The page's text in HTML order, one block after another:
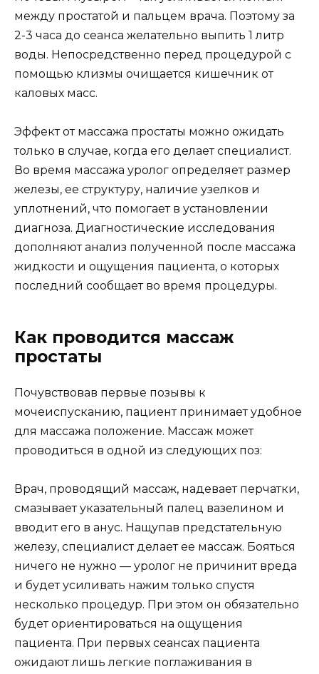
между простатой и пальцем врача. Поэтому за
2-3 часа до сеанса желательно выпить 1 литр
воды. Непосредственно перед процедурой с
помощью клизмы очищается кишечник от
каловых масс.
Эффект от массажа простаты можно ожидать
только в случае, когда его делает специалист.
Во время массажа уролог определяет размер
железы, ее структуру, наличие узелков и
уплотнений, что помогает в установлении
диагноза. Диагностические исследования
дополняют анализ полученной после массажа
жидкости и ощущения пациента, о которых
последний сообщает во время процедуры.
Как проводится массаж
простаты
Почувствовав первые позывы к
мочеиспусканию, пациент принимает удобное
для массажа положение. Массаж может
проводиться в одной из следующих поз:
Врач, проводящий массаж, надевает перчатки,
смазывает указательный палец вазелином и
вводит его в анус. Нащупав предстательную
железу, специалист делает ее массаж. Бояться
ничего не нужно — уролог не причинит вреда
и будет усиливать нажим только спустя
несколько процедур. При этом он обязательно
будет ориентироваться на ощущения
пациента. При первых сеансах пациента
ожидают лишь легкие поглаживания в